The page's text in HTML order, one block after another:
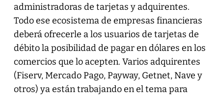
administradoras de tarjetas y adquirentes.
Todo ese ecosistema de empresas financieras
deberá ofrecerle a los usuarios de tarjetas de
débito la posibilidad de pagar en dólares en los
comercios que lo acepten. Varios adquirentes
(Fiserv, Mercado Pago, Payway, Getnet, Nave y
otros) ya están trabajando en el tema para